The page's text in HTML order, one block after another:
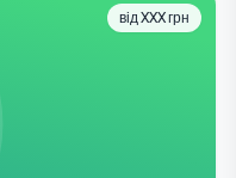
від XXX грн